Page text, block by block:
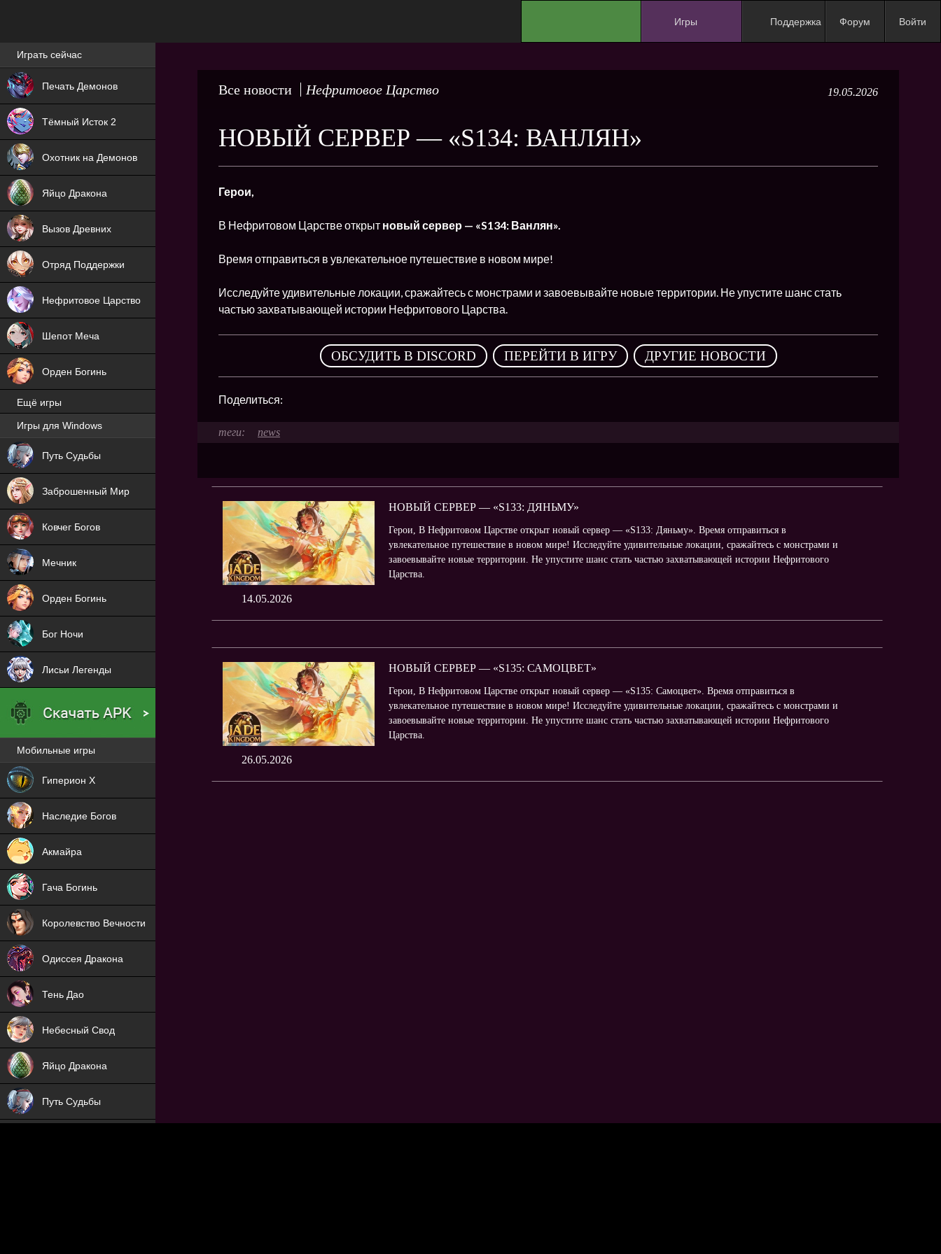
Игры
NEW
NEW
NEW
Поддержка Форум Войти
Все новости Нефритовое Царство 19.05.2026
НОВЫЙ СЕРВЕР — «S134: ВАНЛЯН»
Герои,
В Нефритовом Царстве открыт новый сервер — «S134: Ванлян».
Время отправиться в увлекательное путешествие в новом мире!
Исследуйте удивительные локации, сражайтесь с монстрами и завоевывайте новые территории. Не упустите шанс стать
частью захватывающей истории Нефритового Царства.
ОБСУДИТЬ В DISCORD , ПЕРЕЙТИ В ИГРУ , ДРУГИЕ НОВОСТИ
Поделиться:
news
14.05.2026
НОВЫЙ СЕРВЕР — «S133: ДЯНЬМУ»
Герои, В Нефритовом Царстве открыт новый сервер — «S133: Дяньму». Время отправиться в
увлекательное путешествие в новом мире! Исследуйте удивительные локации, сражайтесь с монстрами и
завоевывайте новые территории. Не упустите шанс стать частью захватывающей истории Нефритового
Царства.
26.05.2026
НОВЫЙ СЕРВЕР — «S135: САМОЦВЕТ»
Герои, В Нефритовом Царстве открыт новый сервер — «S135: Самоцвет». Время отправиться в
увлекательное путешествие в новом мире! Исследуйте удивительные локации, сражайтесь с монстрами и
завоевывайте новые территории. Не упустите шанс стать частью захватывающей истории Нефритового
Царства.
Лучшие игры онлайн
Играть сейчас
Печать Демонов
NEW
Тёмный Исток 2
NEW
Охотник на Демонов
ХИТ
Яйцо Дракона
NEW
Вызов Древних
ХИТ
Отряд Поддержки
ХИТ
Нефритовое Царство
Шепот Меча
Орден Богинь
Ещё игры
Игры для Windows
Путь Судьбы
Заброшенный Мир
NEW
Ковчег Богов
Мечник
Орден Богинь
Бог Ночи
Лисьи Легенды
Мобильные игры
Гиперион Х
Наследие Богов
NEW
Акмайра
NEW
Гача Богинь
NEW
Королевство Вечности
NEW
Одиссея Дракона
NEW
Тень Дао
NEW
Небесный Свод
NEW
Яйцо Дракона
NEW
Путь Судьбы
NEW
ХИТ